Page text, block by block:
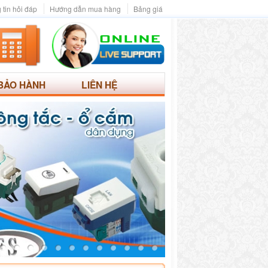
Bảng giá
Hướng dẫn mua hàng
tin hỏi đáp
HÀNH LIÊN HỆ